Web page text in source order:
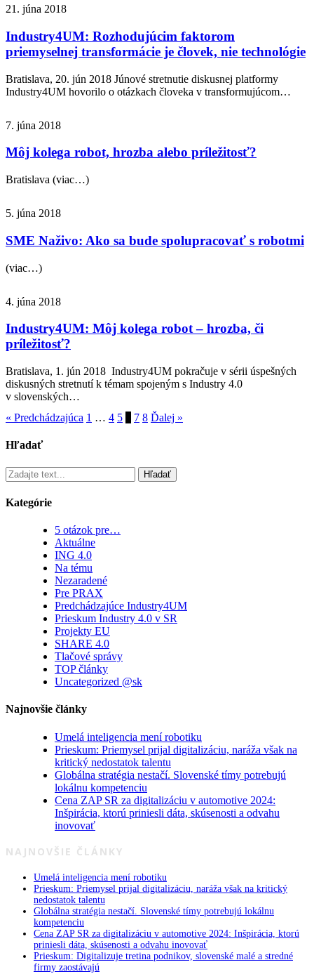
21. júna 2018
Industry4UM: Rozhodujúcim faktorom
priemyselnej transformácie je človek, nie technológie
Bratislava, 20. jún 2018 Júnové stretnutie diskusnej platformy
Industry4UM hovorilo o otázkach človeka v transformujúcom…
7. júna 2018
Môj kolega robot, hrozba alebo príležitosť?
Bratislava (viac…)
5. júna 2018
SME Naživo: Ako sa bude spolupracovať s robotmi
(viac…)
4. júna 2018
Industry4UM: Môj kolega robot – hrozba, či
príležitosť?
Bratislava, 1. jún 2018 Industry4UM pokračuje v sérii úspešných
diskusných stretnutí k témam spojeným s Industry 4.0
v slovenských…
« Predchádzajúca 1 … 4 5 7 8 Ďalej »
Hľadať
Hľadať
Kategórie
5 otázok pre…
Aktuálne
ING 4.0
Na tému
Nezaradené
Pre PRAX
Predchádzajúce Industry4UM
Prieskum Industry 4.0 v SR
Projekty EU
SHARE 4.0
Tlačové správy
TOP články
Uncategorized @sk
Najnovšie články
Umelá inteligencia mení robotiku
Prieskum: Priemysel prijal digitalizáciu, naráža však na
kritický nedostatok talentu
Globálna stratégia nestačí. Slovenské tímy potrebujú
lokálnu kompetenciu
Cena ZAP SR za digitalizáciu v automotive 2024:
Inšpirácia, ktorú priniesli dáta, skúsenosti a odvahu
inovovať
NAJNOVŠIE ČLÁNKY
Umelá inteligencia mení robotiku
Prieskum: Priemysel prijal digitalizáciu, naráža však na kritický
nedostatok talentu
Globálna stratégia nestačí. Slovenské tímy potrebujú lokálnu
kompetenciu
Cena ZAP SR za digitalizáciu v automotive 2024: Inšpirácia, ktorú
priniesli dáta, skúsenosti a odvahu inovovať
Prieskum: Digitalizuje tretina podnikov, slovenské malé a stredné
firmy zaostávajú